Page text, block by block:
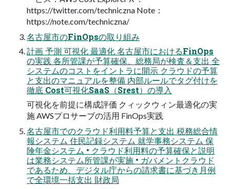
https://twitter.com/techniczna Note：
https://note.com/techniczna/
名古屋市のFinOpsの取り組み
計画 予測 可視化 最適化 名古屋市におけるFinOps
の実践 各所管課が予算確保、総務局が検査＆支出 全
システムのコストをイントラに開示 クラウドの予算
と支出のマニュアルを整備 内部ルールでタグ付けを
徹底 Cost可視化SaaS（Srest）の導入
可視化を前提に構成評価 クィックウィン最適化の実
施 AWSプロサーブの活用 FinOps実践
名古屋市でのクラウド利用料予算と支出 税務総合情
報システム 住民記録システム 就学事務システム 保
険年金システム • クラウド利用料の予算確保と説明
は業務システム所管課が実施 • ガバメントクラウド
であるため、デジタル庁からの請求書に基づき月例
で全環境一括支出 財政局